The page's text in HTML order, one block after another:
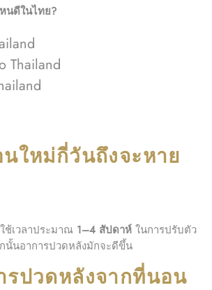
นดีในไทย?
Thailand
ใหม่กี่วันถึงจะหาย
ช้เวลาประมาณ 1–4 สัปดาห์ ในการปรับตัว
นั้นอาการปวดหลังมักจะดีขึ้น
รปวดหลังจากที่นอน